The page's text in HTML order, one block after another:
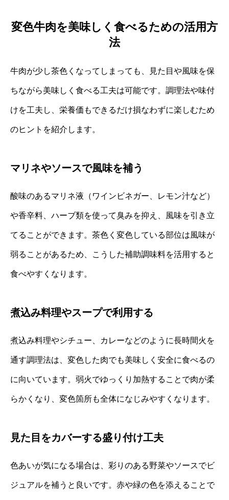
変色牛肉を美味しく食べるための活用方
法
牛肉が少し茶色くなってしまっても、見た目や風味を保
ちながら美味しく食べる工夫は可能です。調理法や味付
けを工夫し、栄養価もできるだけ損なわずに楽しむため
のヒントを紹介します。
マリネやソースで風味を補う
酸味のあるマリネ液（ワインビネガー、レモン汁など）
や香辛料、ハーブ類を使って臭みを抑え、風味を引き立
てることができます。茶色く変色している部位は風味が
弱ることがあるため、こうした補助調味料を活用すると
食べやすくなります。
煮込み料理やスープで利用する
煮込み料理やシチュー、カレーなどのように長時間火を
通す調理法は、変色した肉でも美味しく安全に食べるの
に向いています。弱火でゆっくり加熱することで肉が柔
らかくなり、変色箇所も全体になじみやすくなります。
見た目をカバーする盛り付け工夫
色あいが気になる場合は、彩りのある野菜やソースでビ
ジュアルを補うと良いです。赤や緑の色を添えることで